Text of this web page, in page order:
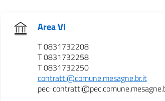
Area VI
T 0831732208
T 0831732258
T 0831732250
contratti@comune.mesagne.br.it
pec: